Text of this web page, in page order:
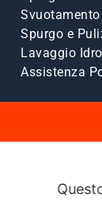
Spurgo e
Lavaggio
Assistenza